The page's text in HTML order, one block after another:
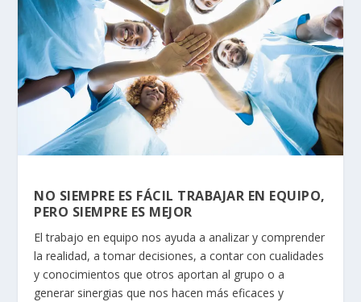
NO SIEMPRE ES FÁCIL TRABAJAR EN EQUIPO,
PERO SIEMPRE ES MEJOR
El trabajo en equipo nos ayuda a analizar y comprender
la realidad, a tomar decisiones, a contar con cualidades
y conocimientos que otros aportan al grupo o a
generar sinergias que nos hacen más eficaces y